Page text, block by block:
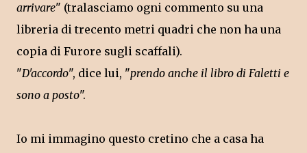
arrivare" (tralasciamo ogni commento su una
libreria di trecento metri quadri che non ha una
copia di Furore sugli scaffali).
"D'accordo", dice lui, "prendo anche il libro di Faletti e
sono a posto".
Io mi immagino questo cretino che a casa ha